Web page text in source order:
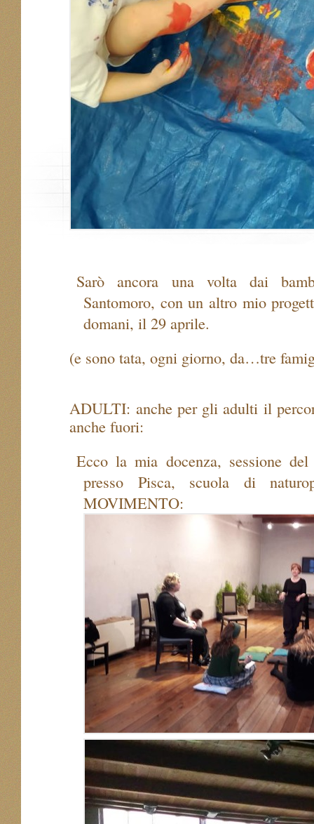
Sarò ancora una volta dai
Santomoro, con un altro mio
domani, il 29 aprile.
(e sono tata, ogni giorno, da…tre
ADULTI: anche per gli adulti il
anche fuori:
Ecco la mia docenza, sessione
presso Pisca, scuola di
MOVIMENTO: